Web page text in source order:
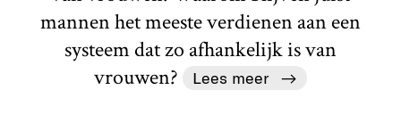
mannen het meeste verdienen aan een
systeem dat zo afhankelijk is van
vrouwen?
Lees meer